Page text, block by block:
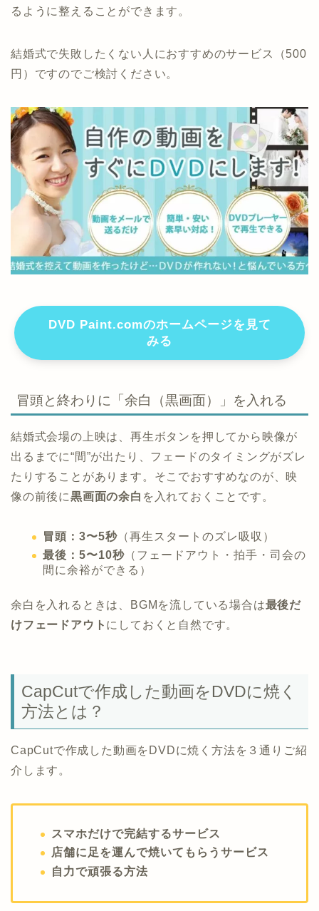
るように整えることができます。
結婚式で失敗したくない人におすすめのサービス（500
円）ですのでご検討ください。
DVD Paint.comのホームページを見て
みる
冒頭と終わりに「余白（黒画面）」を入れる
結婚式会場の上映は、再生ボタンを押してから映像が
出るまでに“間”が出たり、フェードのタイミングがズレ
たりすることがあります。そこでおすすめなのが、映
像の前後に黒画面の余白 を入れておくことです。
冒頭：3〜5秒 （再生スタートのズレ吸収）
最後：5〜10秒 （フェードアウト・拍手・司会の
間に余裕ができる）
余白を入れるときは、BGMを流している場合は最後だ
けフェードアウト にしておくと自然です。
CapCutで作成した動画をDVDに焼く
方法とは？
CapCutで作成した動画をDVDに焼く方法を３通りご紹
介します。
スマホだけで完結するサービス
店舗に足を運んで焼いてもらうサービス
自力で頑張る方法